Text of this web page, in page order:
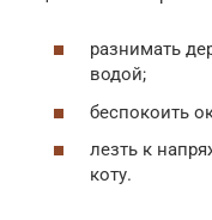
разнимать
водой;
беспокоить
лезть к
коту.